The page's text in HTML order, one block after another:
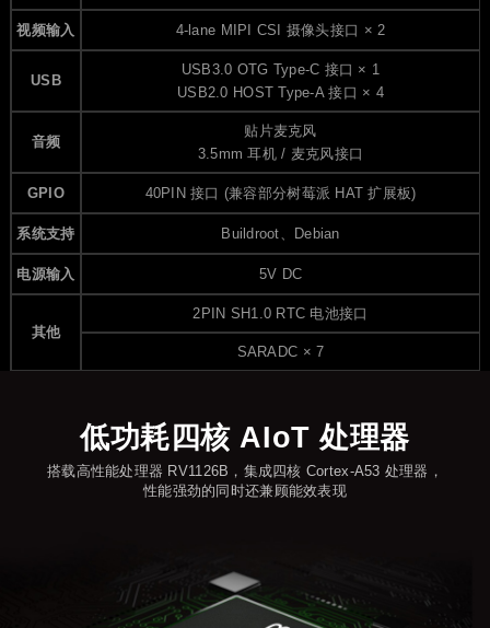
视频输入 4-lane MIPI CSI 摄像头接口 × 2
USB
USB3.0 OTG Type-C 接口 × 1
USB2.0 HOST Type-A 接口 × 4
音频
贴片麦克风
3.5mm 耳机 / 麦克风接口
GPIO 40PIN 接口 (兼容部分树莓派 HAT 扩展板)
系统支持 Buildroot、Debian
电源输入 5V DC
其他
2PIN SH1.0 RTC 电池接口
SARADC × 7
低功耗四核 AIoT 处理器
搭载高性能处理器 RV1126B，集成四核 Cortex-A53 处理器，
性能强劲的同时还兼顾能效表现